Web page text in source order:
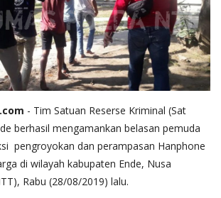
- Tim Satuan Reserse Kriminal (Sat
berhasil mengamankan belasan pemuda
pengroyokan dan perampasan Hanphone
di wilayah kabupaten Ende, Nusa
Rabu (28/08/2019) lalu.